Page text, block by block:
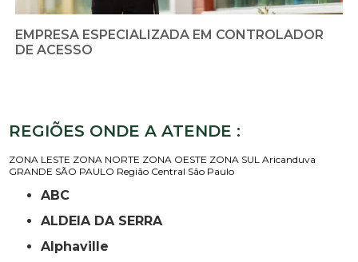
EMPRESA ESPECIALIZADA EM CONTROLADOR
DE ACESSO
REGIÕES ONDE A ATENDE :
ZONA LESTE ZONA NORTE ZONA OESTE ZONA SUL Aricanduva
GRANDE SÃO PAULO Região Central São Paulo
ABC
ALDEIA DA SERRA
Alphaville